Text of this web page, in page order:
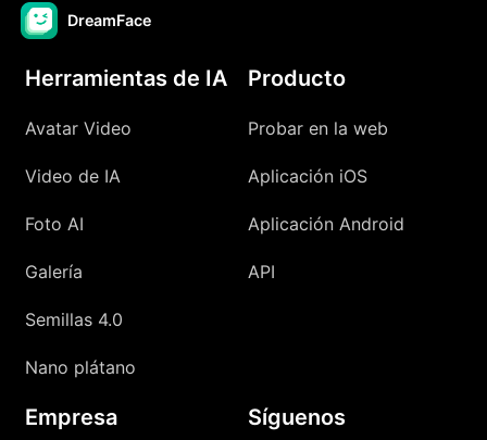
DreamFace
Herramientas de IA
Avatar Video
Video de IA
Foto AI
Galería
Semillas 4.0
Nano plátano
Producto
Probar en la web
Aplicación iOS
Aplicación Android
API
Empresa Síguenos